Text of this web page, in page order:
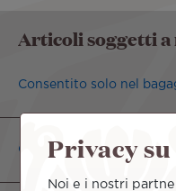
Articoli soggetti
Consentito solo nel
Consentito solo nel
Privacy
Noi e i nostri